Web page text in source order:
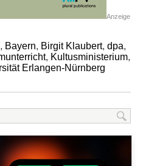
Anzeige
, Bayern, Birgit Klaubert, dpa,
, Kultusministerium,
Erlangen-Nürnberg